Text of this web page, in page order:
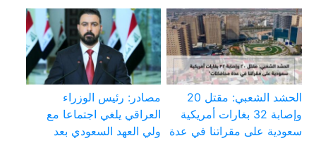
الحشد الشعبي: مقتل 20
وإصابة 32 بغارات أمريكية
سعودية على مقراتنا في عدة
مصادر: رئيس الوزراء
العراقي يلغي اجتماعا مع
ولي العهد السعودي بعد